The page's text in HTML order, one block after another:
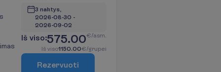
3 naktys,
2026-08-30 -
2026-09-02
Iš viso:575.00€/asm.
Iš viso1150.00€/grupei
Rezervuoti